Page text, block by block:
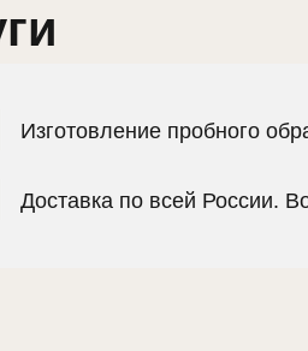
Изготовление пробного
Доставка по всей России.